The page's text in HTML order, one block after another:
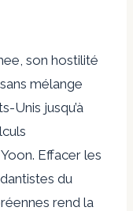
son hostilité
mélange
Unis jusqu’à
Effacer les
du
rend la